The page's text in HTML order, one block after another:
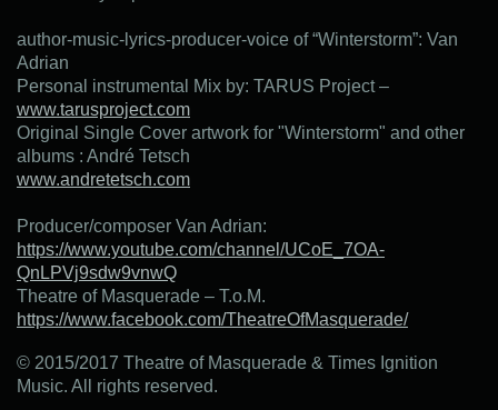
author-music-lyrics-producer-voice of “Winterstorm”: Van
Adrian
Personal instrumental Mix by: TARUS Project –
www.tarusproject.com
Original Single Cover artwork for "Winterstorm" and other
albums : André Tetsch
www.andretetsch.com
Producer/composer Van Adrian:
https://www.youtube.com/channel/UCoE_7OA-
QnLPVj9sdw9vnwQ
Theatre of Masquerade – T.o.M.
https://www.facebook.com/TheatreOfMasquerade/
© 2015/2017 Theatre of Masquerade & Times Ignition
Music. All rights reserved.